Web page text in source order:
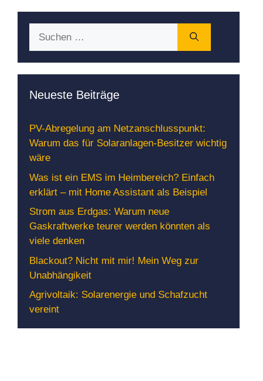
Neueste Beiträge
PV-Abregelung am Netzanschlusspunkt:
Warum das für Solaranlagen-Besitzer wichtig
wäre
Was ist ein EMS im Heimbereich? Einfach
erklärt – mit Home Assistant als Beispiel
Strom aus Erdgas: Warum neue
Gaskraftwerke teurer werden könnten als
viele denken
Blackout? Nicht mit mir! Mein Weg zur
Unabhängikeit
Agrivoltaik: Solarenergie und Schafzucht
vereint